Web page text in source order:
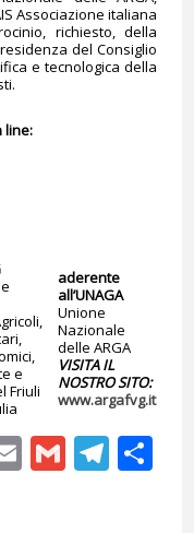
Associazione italiana
richiesto, della
del Consiglio
e tecnologica della
line:
e
Friuli
aderente
all’UNAGA
Unione
Nazionale
delle ARGA
VISITA IL
NOSTRO SITO:
www.argafvg.it
EmailGmail